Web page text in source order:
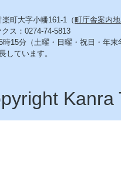
町大字小幡161-1（町庁舎案内
ス：0274-74-5813
15分（土曜・日曜・祝日・年末
しています。
Kanra